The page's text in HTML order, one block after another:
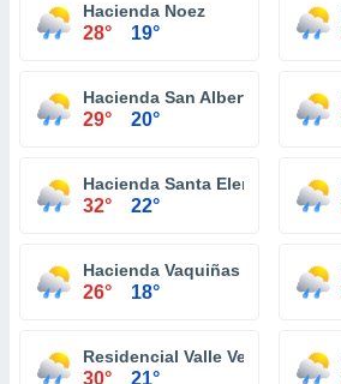
Hacienda Noez
28° 19°
Hacienda San Alberto
29° 20°
Hacienda Santa Elena
32° 22°
Hacienda Vaquiñas
26° 18°
Residencial Valle Verde
30° 21°